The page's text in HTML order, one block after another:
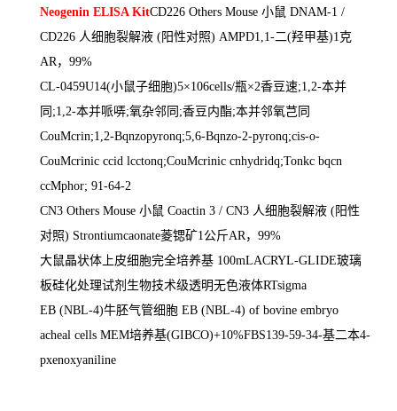
Neogenin ELISA KitCD226 Others Mouse 小鼠 DNAM-1 /
CD226 人细胞裂解液 (阳性对照) AMPD1,1-二(羟甲基)1 克
AR ， 99%
CL-0459U14(小鼠子细胞)5×106cells/瓶×2香豆速;1,2-本并
同 ;1,2-本并哌哢;氧杂邻同 ;香豆内酯;本并邻氧芑同
CouMcrin;1,2-Bqnzopyronq;5,6-Bqnzo-2-pyronq;cis-o-
CouMcrinic ccid lcctonq;CouMcrinic cnhydridq;Tonkc bqcn
ccMphor; 91-64-2
CN3 Others Mouse 小鼠 Coactin 3 / CN3 人细胞裂解液 (阳性
对照) Strontiumcaonate菱锶矿1 公斤AR ， 99%
大鼠晶状体上皮细胞完全培养基 100mLACRYL-GLIDE玻璃
板硅化处理试剂生物技术级透明无色液体RTsigma
EB (NBL-4)牛胚气管细胞 EB (NBL-4) of bovine embryo
acheal cells MEM培养基(GIBCO)+10%FBS139-59-34-基二本4-
pxenoxyaniline